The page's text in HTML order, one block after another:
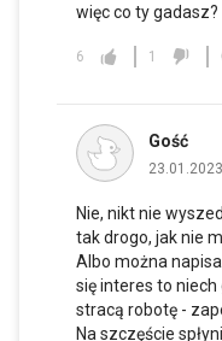
więc co ty gadasz?
6 1
Gość
Nie, nikt nie
tak drogo, jak nie
Albo można
się interes to
stracą robotę -
Na szczęście